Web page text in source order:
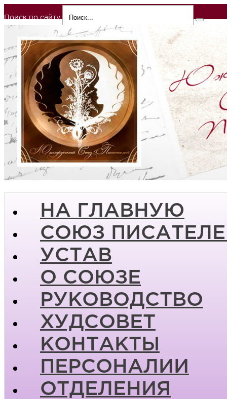
Поиск по сайту
НА ГЛАВНУЮ
СОЮЗ
УСТАВ
О СОЮЗЕ
РУКОВОДСТВО
ХУДСОВЕТ
КОНТАКТЫ
ПЕРСОНАЛИИ
ОТДЕЛЕНИЯ